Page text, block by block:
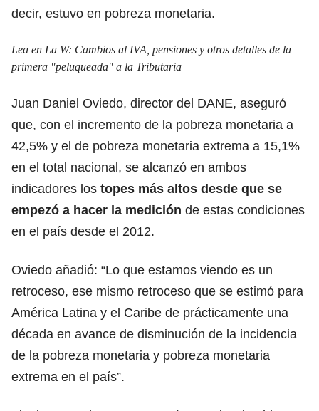
decir, estuvo en pobreza monetaria.
Lea en La W: Cambios al IVA, pensiones y otros detalles de la
primera "peluqueada" a la Tributaria
Juan Daniel Oviedo, director del DANE, aseguró
que, con el incremento de la pobreza monetaria a
42,5% y el de pobreza monetaria extrema a 15,1%
en el total nacional, se alcanzó en ambos
indicadores los topes más altos desde que se
empezó a hacer la medición de estas condiciones
en el país desde el 2012.
Oviedo añadió: “Lo que estamos viendo es un
retroceso, ese mismo retroceso que se estimó para
América Latina y el Caribe de prácticamente una
década en avance de disminución de la incidencia
de la pobreza monetaria y pobreza monetaria
extrema en el país”.